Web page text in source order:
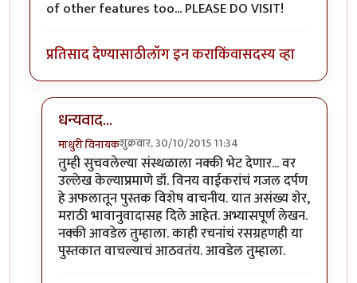
of other features too... PLEASE DO VISIT!
प्रतिसाद देण्यासाठीलॉग इन कराकिंवासदस्य व्हा
धन्यवाद...
माधुरी विनायकशुक्रवार, 30/10/2015 11:34
In reply torekhta.org.... DO VISIT !!byझकास
तुम्ही सुचवलेल्या संस्थळाला नक्की भेट देणार... वर
उल्लेख केल्याप्रमाणे डॉ. विनय वाईकरांचं गजल दर्पण
हे अफलातून पुस्तक विशेष वाचनीय. यात असंख्य शेर,
मराठी भावानुवादासह दिले आहेत. अभ्यासपूर्ण लेखन.
नक्की आवडेल तुम्हाला. काही रचनांचं रसग्रहणही या
पुस्तकात वाचल्याचं आठवतंय. आवडेल तुम्हाला.